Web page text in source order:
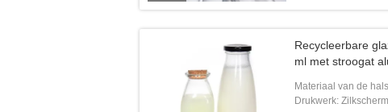
Recycleerbare
ml met stroogat
Materiaal van de
Drukwerk: